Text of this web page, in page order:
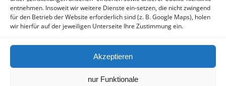
entnehmen. Insoweit wir weitere Dienste ein-setzen, die nicht zwingend
für den Betrieb der Website erforderlich sind (z. B. Google Maps), holen
wir hierfür auf der jeweiligen Unterseite Ihre Zustimmung ein.
Akzeptieren
nur Funktionale
Hinweis
Diese Website dient allein zu Ihrer Information. Ich möchte ausdrücklich darauf hinweisen,
dass damit keinerlei Heilversprechen verbunden sind. Insoweit bleibt auch das
Praxis für klassische Homöopathie • Diesterwegstraße 21, 33604 Bielefeld
Zweitpraxis in Steinhagen: Praxis für klassische Homöopathie •